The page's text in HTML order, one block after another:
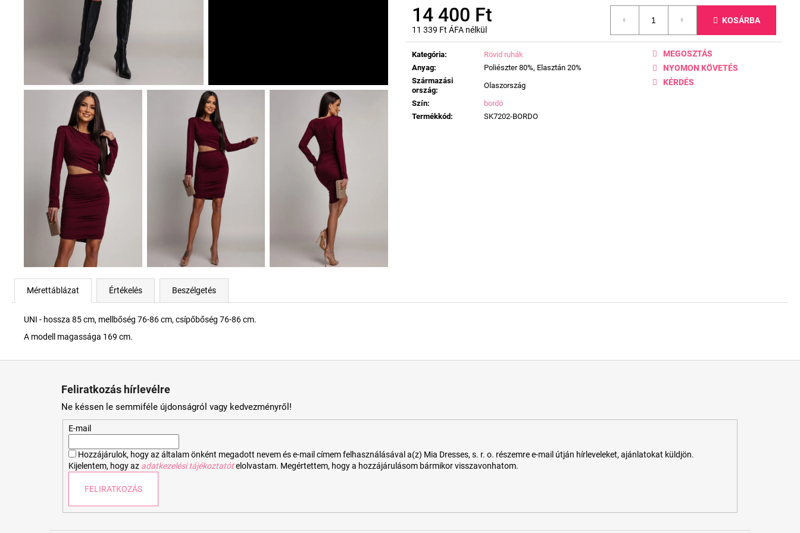
14 400 Ft
11 339 Ft ÁFA nélkül
Egységár:
KOSÁRBA
Kategória:
Rövid ruhák
Anyag:
Poliészter 80%, Elasztán 20%
Származási
ország:
Olaszország
Szín:
bordó
Termékkód: SK7202-BORDO
KÉRDÉS
NYOMON KÖVETÉS
MEGOSZTÁS
Mérettáblázat Értékelés Beszélgetés
UNI - hossza 85 cm, mellbőség 76-86 cm, csípőbőség 76-86 cm.
A modell magassága 169 cm.
Feliratkozás hírlevélre
Ne késsen le semmiféle újdonságról vagy kedvezményről!
E-mail
Hozzájárulok, hogy az általam önként megadott nevem és e-mail címem felhasználásával a(z) Mia Dresses, s. r. o. részemre e-mail útján hírleveleket, ajánlatokat küldjön.
Kijelentem, hogy az adatkezelési tájékoztatót elolvastam. Megértettem, hogy a hozzájárulásom bármikor visszavonhatom.
FELIRATKOZÁS